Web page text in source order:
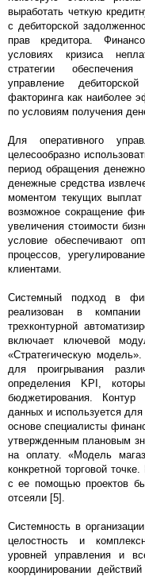
выработать четкую
с дебиторской
прав кредитора.
условиях кризиса
стратегии
управление
факторинга как наиболее
по условиям получения
Для оперативного
целесообразно
период обращения
денежные средства
моментом текущих
возможное сокращение
увеличения стоимости
условие обеспечивают
процессов,
клиентами.
Системный подход в
реализован в
трехконтурной
включает ключевой
«Стратегическую
для проигрывания
определения KPI,
бюджетирования.
данных и используется
основе специалисты
утвержденным плановым
на оплату. «Модель
конкретной торговой
с ее помощью проектов
отсеяли [5].
Системность в
целостность и
уровней управления и
координировании